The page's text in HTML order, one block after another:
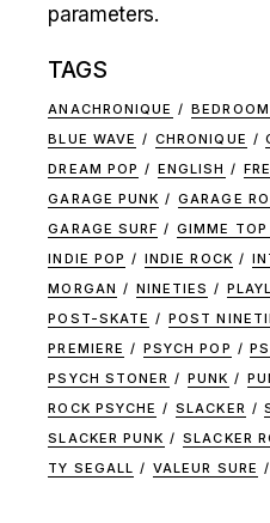
parameters.
TAGS
ANACHRONIQUE
BLUE WAVE
CHRONIQUE
DREAM POP
ENGLISH
GARAGE PUNK
GARAGE
GARAGE SURF
GIMME TOP
INDIE POP
INDIE ROCK
MORGAN
NINETIES
POST-SKATE
POST
PREMIERE
PSYCH POP
PSYCH STONER
PUNK
ROCK PSYCHE
SLACKER
SLACKER PUNK
SLACKER
TY SEGALL
VALEUR SURE